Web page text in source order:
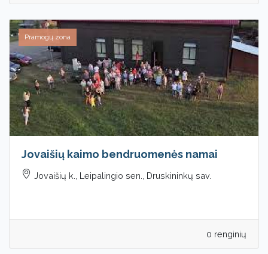
Pramogų zona
Jovaišių kaimo bendruomenės namai
Jovaišių k., Leipalingio sen., Druskininkų sav.
0 renginių